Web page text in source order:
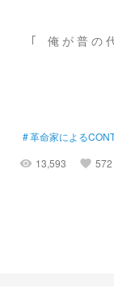
｢ 俺 が 普 の
#革命家による
visibility 13,593 favorite 572